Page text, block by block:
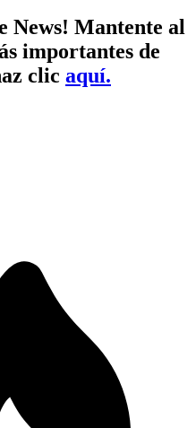
News! Mantente al
importantes de
clic aquí.